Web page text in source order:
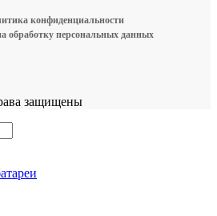
конфиденциальности
обработку персональных данных
защищены